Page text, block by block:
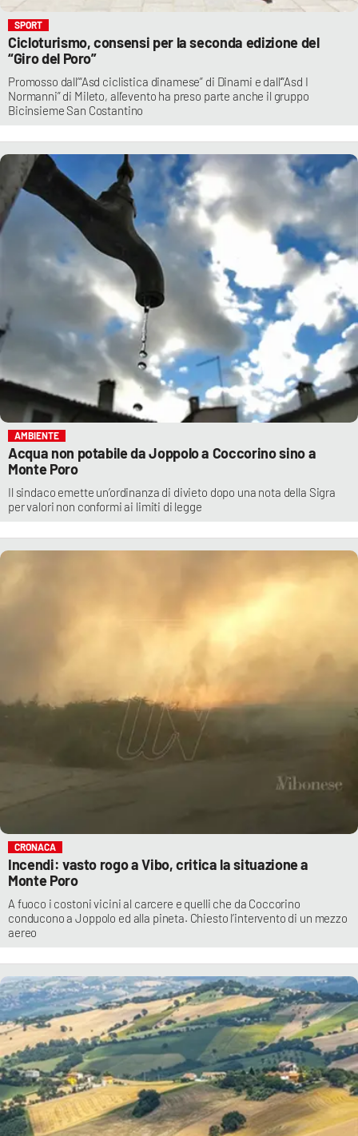
SPORT
Cicloturismo, consensi per la seconda edizione del
“Giro del Poro”
Promosso dall’“Asd ciclistica dinamese” di Dinami e dall’“Asd I
Normanni” di Mileto, all’evento ha preso parte anche il gruppo
Bicinsieme San Costantino
AMBIENTE
Acqua non potabile da Joppolo a Coccorino sino a
Monte Poro
Il sindaco emette un’ordinanza di divieto dopo una nota della Sigra
per valori non conformi ai limiti di legge
CRONACA
Incendi: vasto rogo a Vibo, critica la situazione a
Monte Poro
A fuoco i costoni vicini al carcere e quelli che da Coccorino
conducono a Joppolo ed alla pineta. Chiesto l’intervento di un mezzo
aereo